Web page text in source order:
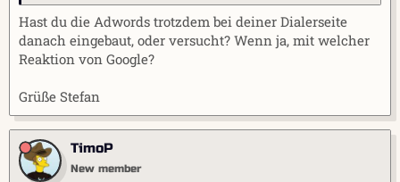
Hast du die Adwords trotzdem bei deiner Dialerseite
danach eingebaut, oder versucht? Wenn ja, mit welcher
Reaktion von Google?
Grüße Stefan
TimoP
New member